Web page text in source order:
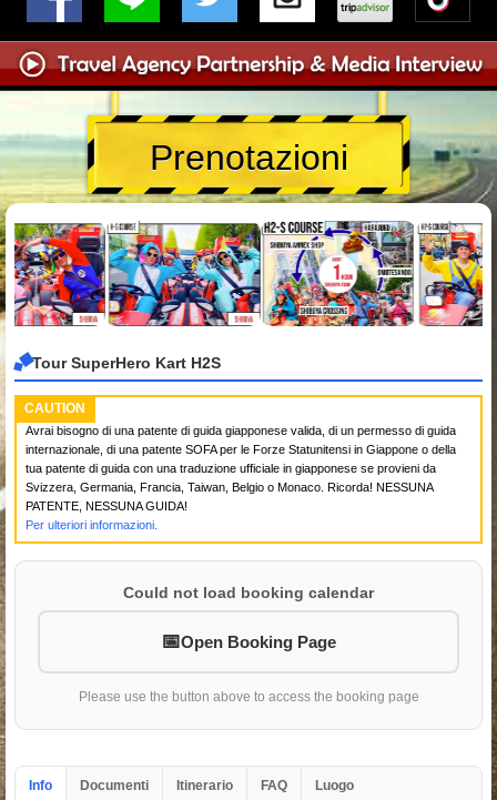
Prenotazioni
Tour SuperHero Kart H2S
CAUTION
Avrai bisogno di una patente di guida giapponese valida, di un permesso di guida
internazionale, di una patente SOFA per le Forze Statunitensi in Giappone o della
tua patente di guida con una traduzione ufficiale in giapponese se provieni da
Svizzera, Germania, Francia, Taiwan, Belgio o Monaco. Ricorda! NESSUNA
PATENTE, NESSUNA GUIDA!
Per ulteriori informazioni.
Could not load booking calendar
Open Booking Page
Please use the button above to access the booking page
Info Documenti Itinerario FAQ Luogo